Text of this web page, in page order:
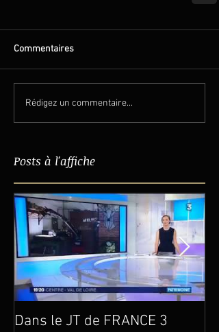
Commentaires
Rédigez un commentaire...
Posts à l'affiche
Dans le JT de FRANCE 3